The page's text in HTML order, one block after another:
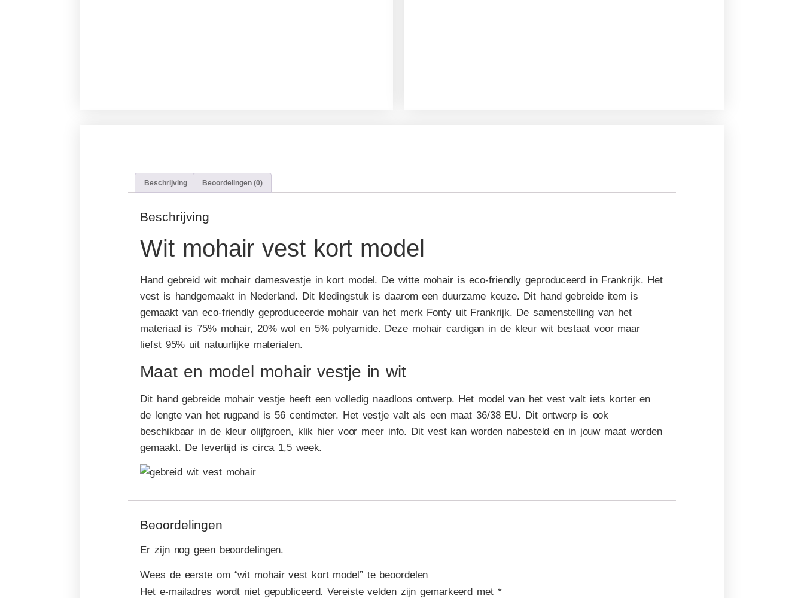
Beschrijving Beoordelingen (0)
Beschrijving
Wit mohair vest kort model
Hand gebreid wit mohair damesvestje in kort model. De witte mohair is eco-friendly geproduceerd in Frankrijk. Het
vest is handgemaakt in Nederland. Dit kledingstuk is daarom een duurzame keuze. Dit hand gebreide item is
gemaakt van eco-friendly geproduceerde mohair van het merk Fonty uit Frankrijk. De samenstelling van het
materiaal is 75% mohair, 20% wol en 5% polyamide. Deze mohair cardigan in de kleur wit bestaat voor maar
liefst 95% uit natuurlijke materialen.
Maat en model mohair vestje in wit
Dit hand gebreide mohair vestje heeft een volledig naadloos ontwerp. Het model van het vest valt iets korter en
de lengte van het rugpand is 56 centimeter. Het vestje valt als een maat 36/38 EU. Dit ontwerp is ook
beschikbaar in de kleur olijfgroen, klik hier voor meer info. Dit vest kan worden nabesteld en in jouw maat worden
gemaakt. De levertijd is circa 1,5 week.
Beoordelingen
Er zijn nog geen beoordelingen.
Wees de eerste om “wit mohair vest kort model” te beoordelen
Het e-mailadres wordt niet gepubliceerd. Vereiste velden zijn gemarkeerd met *